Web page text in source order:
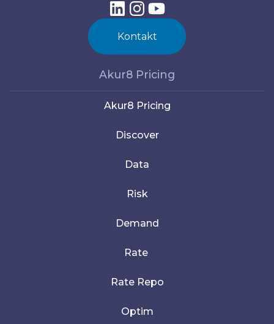
Kontakt
Akur8 Pricing
Akur8 Pricing
Discover
Data
Risk
Demand
Rate
Rate Repo
Optim